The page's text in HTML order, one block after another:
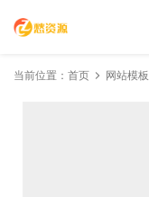
当前位置： 首页 网站模板